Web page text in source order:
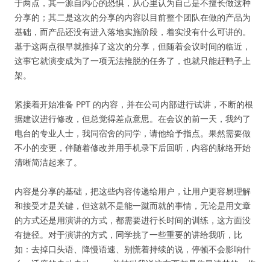
于两点，其一源自内心的恐惧，从心里认为自己是不擅长做这种
分享的；其二是这次的分享的内容以目前整个团队在做的产品为
基础，而产品还没有进入落地实施阶段，着实没有什么可讲的。
基于这两点很早就推掉了这次的分享，但随着会议时间的临近，
这事它就演变成为了一项无法推脱的任务了，也就只能赶鸭子上
架。
紧接着开始准备 PPT 的内容，并在公司内部进行试讲，不断的根
据建议进行修改，但总觉得差点意思。在会议的前一天，我约了
电台的专业人士，我同宿舍的同学，请他给予指点。果然需要做
不小的变更，伴随着修改并用手机录下后回听，内容的脉络开始
清晰简洁起来了。
内容是分享的基础，把这些内容传递给用户，让用户更容易理解
和接受才是关键，但这就不是能一蹴而就的事情，无论是用文章
的方式还是用演讲的方式，都需要进行长时间的训练，这方面没
有捷径。对于演讲的方式，同学挑了一些重要的讲给我听，比
如：去掉口头语、降慢语速、别慌着持续的说，停顿不会影响什